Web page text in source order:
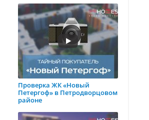
Проверка ЖК «Новый
Петергоф» в Петродворцовом
районе